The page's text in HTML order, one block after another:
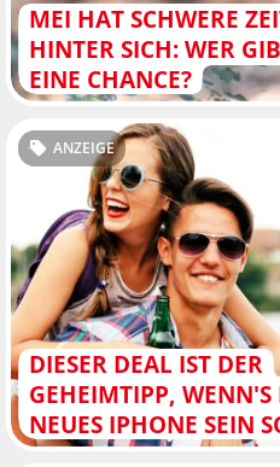
MEI HAT SCHWERE
HINTER SICH: WER
EINE CHANCE?
DIESER DEAL IST DER
GEHEIMTIPP, WENN'S
NEUES IPHONE SEIN
ANZEIGE